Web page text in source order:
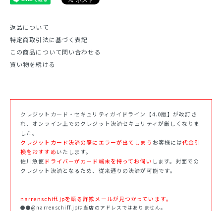
返品について
特定商取引法に基づく表記
この商品について問い合わせる
買い物を続ける
クレジットカード・セキュリティガイドライン【4.0版】が改訂さ
れ、オンライン上でのクレジット決済セキュリティが厳しくなりま
した。
クレジットカード決済の際にエラーが出てしまう お客様には代金引
換をおすすめいたします。
佐川急便 ドライバーがカード端末を持ってお伺い します。対面での
クレジット決済となるため、従来通りの決済が可能です。
narrenschiff.jpを語る詐欺メールが見つかっています。
●●@narrenschiff.jpは当店のアドレスではありません。